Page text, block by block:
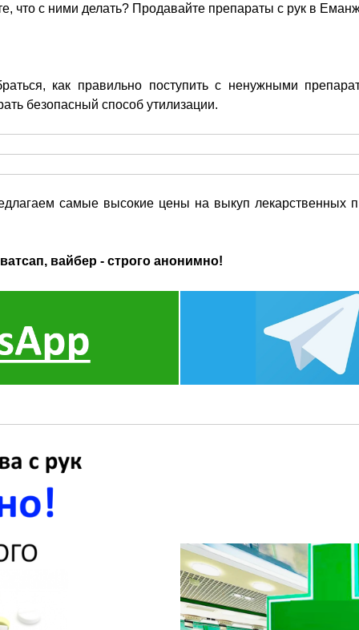
что с ними делать? Продавайте препараты с рук в
как правильно поступить с ненужными
безопасный способ утилизации.
самые высокие цены на выкуп лекарственных
вайбер - строго анонимно!